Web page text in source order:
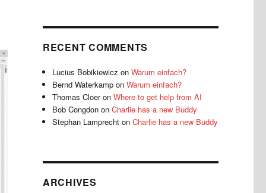
RECENT COMMENTS
Lucius Bobikiewicz onWarum einfach?
Bernd Waterkamp onWarum einfach?
Thomas CloeronWhere to get help from AI
Bob Congdon onCharlie has a new Buddy
Stephan Lamprecht onCharlie has a new Buddy
ARCHIVES